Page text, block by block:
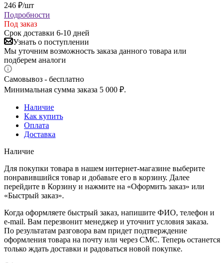
246 ₽/шт
Подробности
Под заказ
Срок доставки 6-10 дней
Узнать о поступлении
Мы уточним возможность заказа данного товара или
подберем аналоги
Самовывоз - бесплатно
Минимальная сумма заказа 5 000 ₽.
Наличие
Как купить
Оплата
Доставка
Наличие
Для покупки товара в нашем интернет-магазине выберите
понравившийся товар и добавьте его в корзину. Далее
перейдите в Корзину и нажмите на «Оформить заказ» или
«Быстрый заказ».
Когда оформляете быстрый заказ, напишите ФИО, телефон и
e-mail. Вам перезвонит менеджер и уточнит условия заказа.
По результатам разговора вам придет подтверждение
оформления товара на почту или через СМС. Теперь останется
только ждать доставки и радоваться новой покупке.